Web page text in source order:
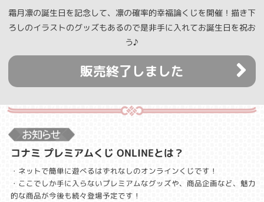
霜月凛の誕生日を記念して、凛の確率的幸福論くじを開催！描き下
ろしのイラストのグッズもあるので是非手に入れてお誕生日を祝お
う♪
販売終了しました
コナミ プレミアムくじ ONLINEとは？
・ネットで簡単に遊べるはずれなしのオンラインくじです！
・ここでしか手に入らないプレミアムなグッズや、商品企画など、魅力
的な商品が今後も続々登場予定です！